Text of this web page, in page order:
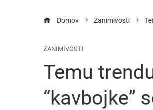
Domov Zanimivosti
ZANIMIVOSTI
Temu
“kavbojke”